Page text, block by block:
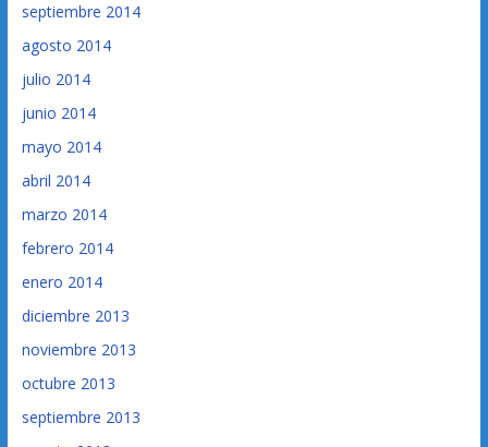
septiembre 2014
agosto 2014
julio 2014
junio 2014
mayo 2014
abril 2014
marzo 2014
febrero 2014
enero 2014
diciembre 2013
noviembre 2013
octubre 2013
septiembre 2013